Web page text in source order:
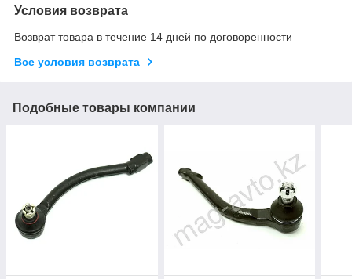
Условия возврата
Возврат товара в течение 14 дней по договоренности
Все условия возврата
Подобные товары компании